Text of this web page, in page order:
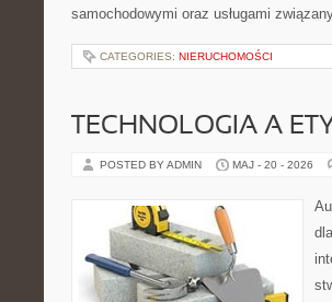
samochodowymi oraz usługami
CATEGORIES: NIERUCHOMOŚCI
TECHNOLOGIA A
POSTED BY ADMIN MAJ - 20 - 2026